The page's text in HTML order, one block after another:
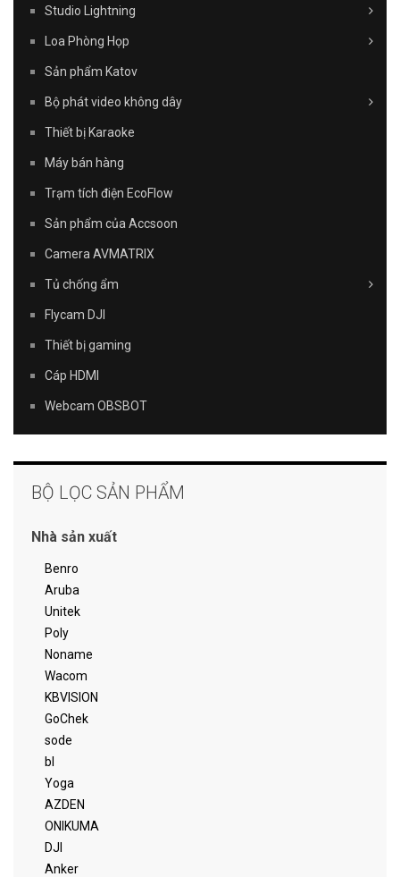
Studio Lightning
Loa Phòng Họp
Sản phẩm Katov
Bộ phát video không dây
Thiết bị Karaoke
Máy bán hàng
Trạm tích điện EcoFlow
Sản phẩm của Accsoon
Camera AVMATRIX
Tủ chống ẩm
Flycam DJI
Thiết bị gaming
Cáp HDMI
Webcam OBSBOT
BỘ LỌC SẢN PHẨM
Nhà sản xuất
Benro
Aruba
Unitek
Poly
Noname
Wacom
KBVISION
GoChek
sode
bl
Yoga
AZDEN
ONIKUMA
DJI
Anker